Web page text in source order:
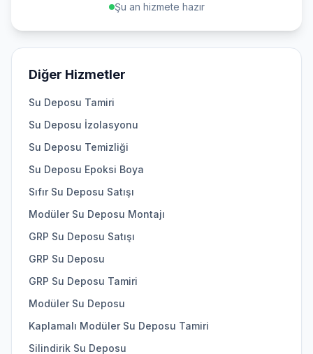
Şu an hizmete hazır
Diğer Hizmetler
Su Deposu Tamiri
Su Deposu İzolasyonu
Su Deposu Temizliği
Su Deposu Epoksi Boya
Sıfır Su Deposu Satışı
Modüler Su Deposu Montajı
GRP Su Deposu Satışı
GRP Su Deposu
GRP Su Deposu Tamiri
Modüler Su Deposu
Kaplamalı Modüler Su Deposu Tamiri
Silindirik Su Deposu